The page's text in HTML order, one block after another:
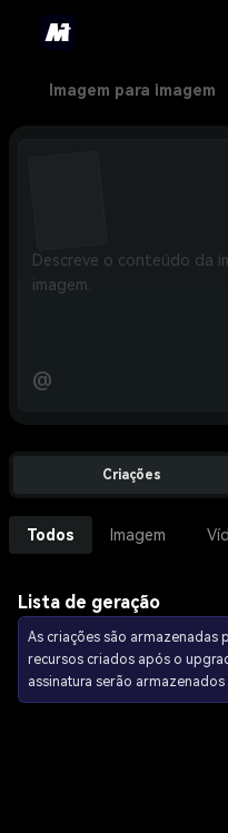
Imagem para imagem
@
Criações
Todos Imagem
Lista de geração
As criações são armazenadas
recursos criados após o
assinatura serão